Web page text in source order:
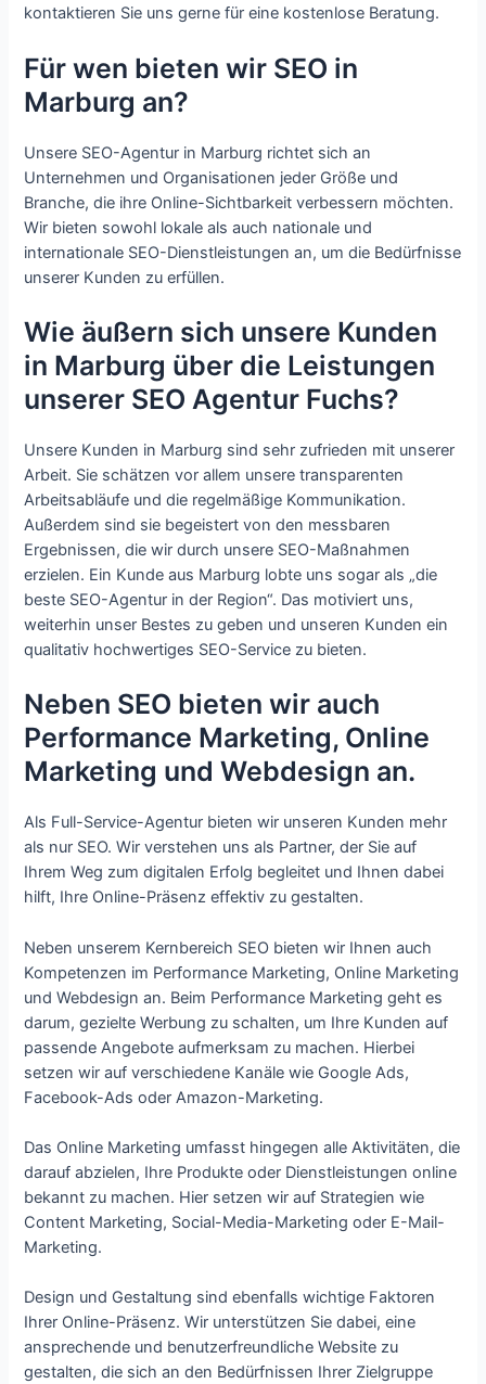
kontaktieren Sie uns gerne für eine kostenlose Beratung.
Für wen bieten wir SEO in
Marburg an?
Unsere SEO-Agentur in Marburg richtet sich an
Unternehmen und Organisationen jeder Größe und
Branche, die ihre Online-Sichtbarkeit verbessern möchten.
Wir bieten sowohl lokale als auch nationale und
internationale SEO-Dienstleistungen an, um die Bedürfnisse
unserer Kunden zu erfüllen.
Wie äußern sich unsere Kunden
in Marburg über die Leistungen
unserer SEO Agentur Fuchs?
Unsere Kunden in Marburg sind sehr zufrieden mit unserer
Arbeit. Sie schätzen vor allem unsere transparenten
Arbeitsabläufe und die regelmäßige Kommunikation.
Außerdem sind sie begeistert von den messbaren
Ergebnissen, die wir durch unsere SEO-Maßnahmen
erzielen. Ein Kunde aus Marburg lobte uns sogar als „die
beste SEO-Agentur in der Region“. Das motiviert uns,
weiterhin unser Bestes zu geben und unseren Kunden ein
qualitativ hochwertiges SEO-Service zu bieten.
Neben SEO bieten wir auch
Performance Marketing, Online
Marketing und Webdesign an.
Als Full-Service-Agentur bieten wir unseren Kunden mehr
als nur SEO. Wir verstehen uns als Partner, der Sie auf
Ihrem Weg zum digitalen Erfolg begleitet und Ihnen dabei
hilft, Ihre Online-Präsenz effektiv zu gestalten.
Neben unserem Kernbereich SEO bieten wir Ihnen auch
Kompetenzen im Performance Marketing, Online Marketing
und Webdesign an. Beim Performance Marketing geht es
darum, gezielte Werbung zu schalten, um Ihre Kunden auf
passende Angebote aufmerksam zu machen. Hierbei
setzen wir auf verschiedene Kanäle wie Google Ads,
Facebook-Ads oder Amazon-Marketing.
Das Online Marketing umfasst hingegen alle Aktivitäten, die
darauf abzielen, Ihre Produkte oder Dienstleistungen online
bekannt zu machen. Hier setzen wir auf Strategien wie
Content Marketing, Social-Media-Marketing oder E-Mail-
Marketing.
Design und Gestaltung sind ebenfalls wichtige Faktoren
Ihrer Online-Präsenz. Wir unterstützen Sie dabei, eine
ansprechende und benutzerfreundliche Website zu
gestalten, die sich an den Bedürfnissen Ihrer Zielgruppe